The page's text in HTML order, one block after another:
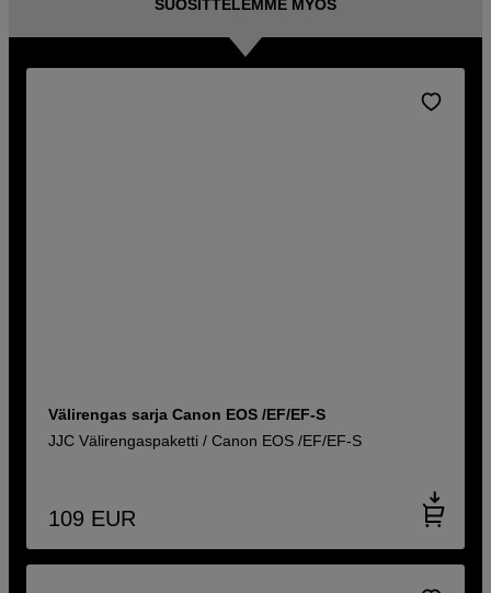
SUOSITTELEMME MYÖS
Välirengas sarja Canon EOS /EF/EF-S
JJC Välirengaspaketti / Canon EOS /EF/EF-S
109 EUR